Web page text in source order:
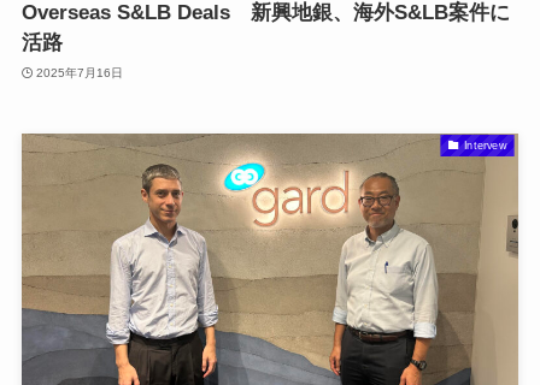
Overseas S&LB Deals 新興地銀、海外S&LB案件に
活路
2025年7月16日
Intervew